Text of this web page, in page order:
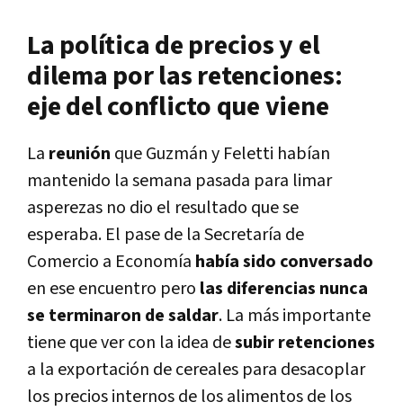
La política de precios y el
dilema por las retenciones:
eje del conflicto que viene
La reunión que Guzmán y Feletti habían
mantenido la semana pasada para limar
asperezas no dio el resultado que se
esperaba. El pase de la Secretaría de
Comercio a Economía había sido conversado
en ese encuentro pero las diferencias nunca
se terminaron de saldar. La más importante
tiene que ver con la idea desubir retenciones
a la exportación de cereales para desacoplar
los precios internos de los alimentos de los